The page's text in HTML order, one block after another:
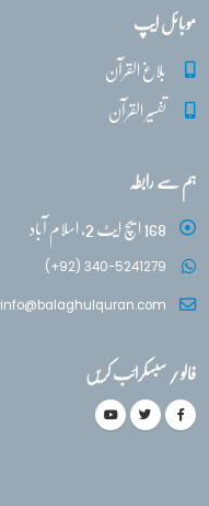
موبائل ایپ
بلاغ القرآن
تفسیر القرآن
ہم سے رابطہ
168 ایچ ایٹ 2، اسلام آباد
(+92) 340-5241279
info@balaghulquran.com
فالو / سبسکرائب کریں